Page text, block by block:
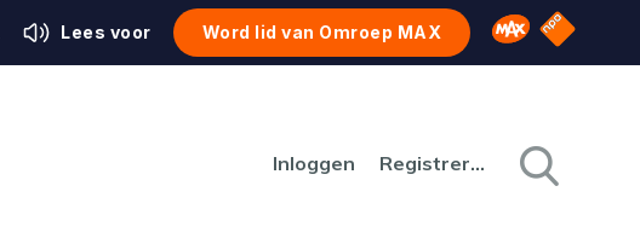
Lees voor Word lid van Omroep MAX Omroep MAX
NPO
Inloggen Registreren